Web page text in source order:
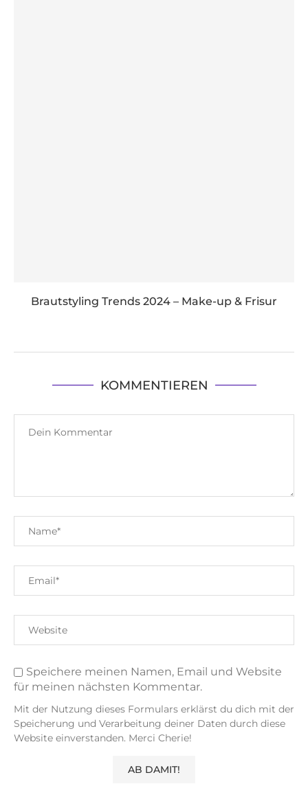
Brautstyling Trends 2024 – Make-up & Frisur
KOMMENTIEREN
Speichere meinen Namen, Email und Website
für meinen nächsten Kommentar.
Mit der Nutzung dieses Formulars erklärst du dich mit der
Speicherung und Verarbeitung deiner Daten durch diese
Website einverstanden. Merci Cherie!